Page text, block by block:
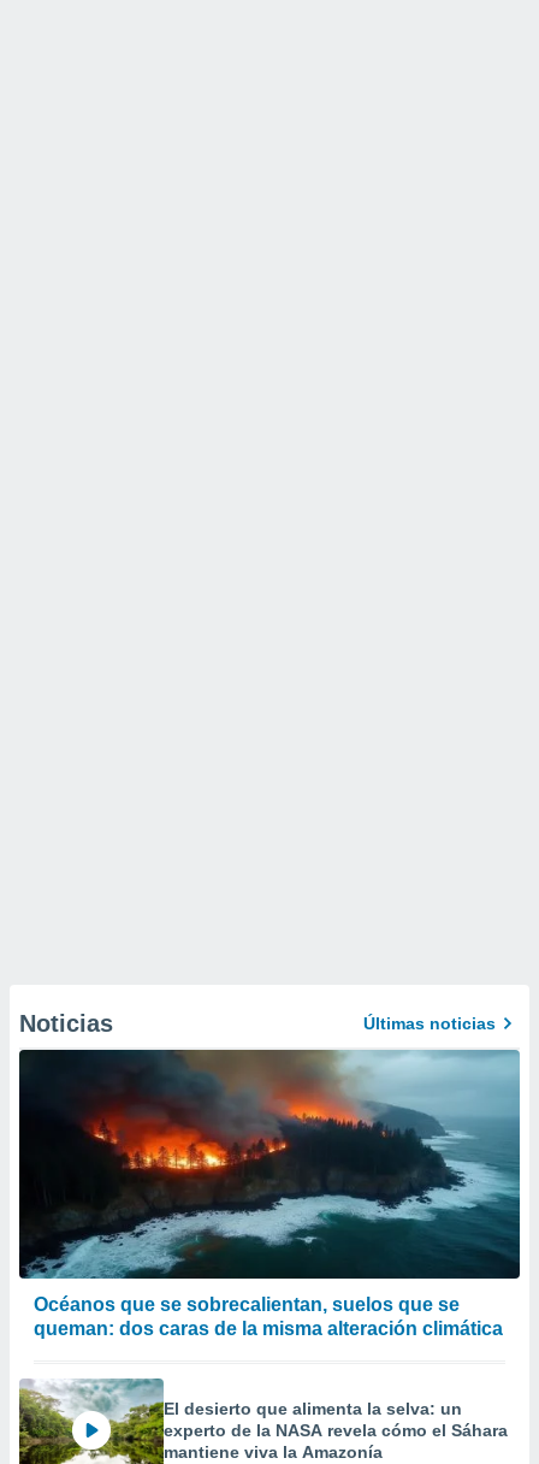
Noticias Últimas noticias
Océanos que se sobrecalientan, suelos que se
queman: dos caras de la misma alteración climática
El desierto que alimenta la selva: un
experto de la NASA revela cómo el Sáhara
mantiene viva la Amazonía